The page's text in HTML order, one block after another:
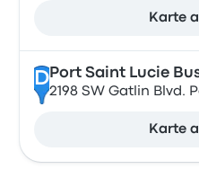
Karte
DPort Saint Lucie
2198 SW Gatlin Blvd.
Karte